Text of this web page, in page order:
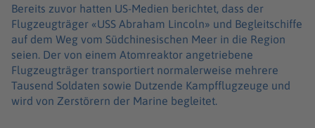
Bereits zuvor hatten US-Medien berichtet, dass der
Flugzeugträger «USS Abraham Lincoln» und Begleitschiffe
auf dem Weg vom Südchinesischen Meer in die Region
seien. Der von einem Atomreaktor angetriebene
Flugzeugträger transportiert normalerweise mehrere
Tausend Soldaten sowie Dutzende Kampfflugzeuge und
wird von Zerstörern der Marine begleitet.